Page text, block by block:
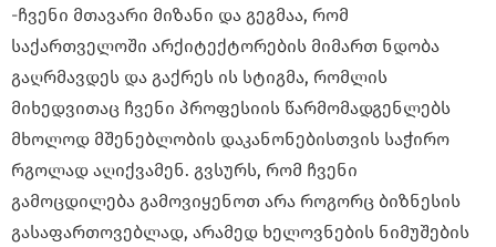
-ჩვენი მთავარი მიზანი და გეგმაა, რომ
საქართველოში არქიტექტორების მიმართ ნდობა
გაღრმავდეს და გაქრეს ის სტიგმა, რომლის
მიხედვითაც ჩვენი პროფესიის წარმომადგენლებს
მხოლოდ მშენებლობის დაკანონებისთვის საჭირო
რგოლად აღიქვამენ. გვსურს, რომ ჩვენი
გამოცდილება გამოვიყენოთ არა როგორც ბიზნესის
გასაფართოვებლად, არამედ ხელოვნების ნიმუშების